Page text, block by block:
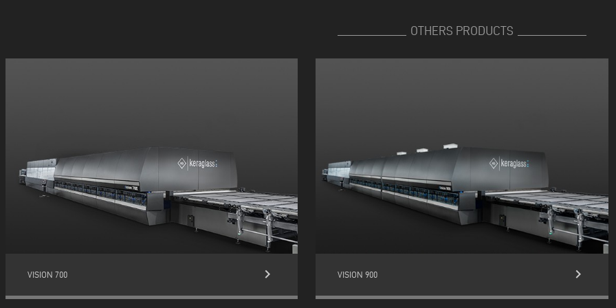
OTHERS PRODUCTS
VISION 700 keyboard_arrow_right VISION 900 keyboard_arrow_right